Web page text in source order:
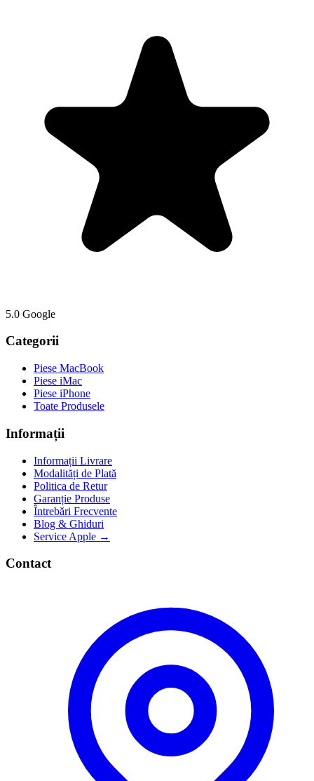
5.0 Google
Categorii
Piese MacBook
Piese iMac
Piese iPhone
Toate Produsele
Informații
Informații Livrare
Modalități de Plată
Politica de Retur
Garanție Produse
Întrebări Frecvente
Blog & Ghiduri
Service Apple →
Contact